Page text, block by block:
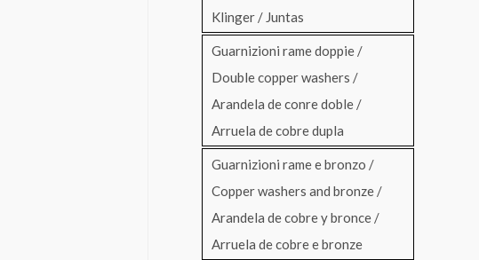
Klinger / Juntas
Guarnizioni rame doppie /
Double copper washers /
Arandela de conre doble /
Arruela de cobre dupla
Guarnizioni rame e bronzo /
Copper washers and bronze /
Arandela de cobre y bronce /
Arruela de cobre e bronze